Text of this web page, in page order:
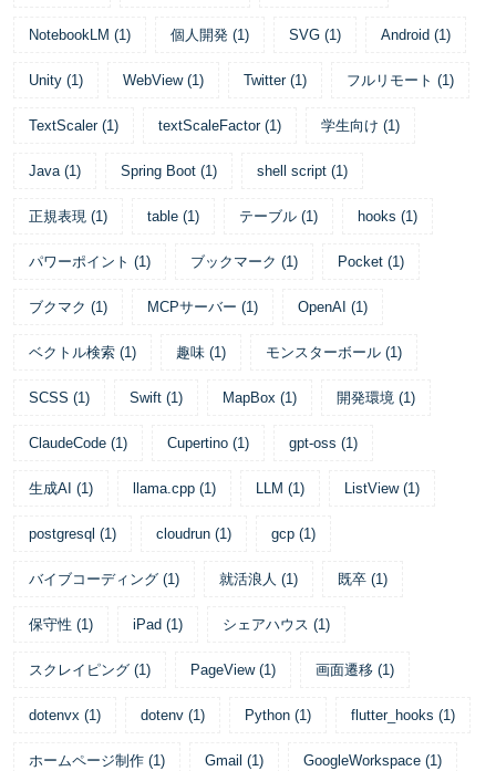
NotebookLM (1) 個人開発 (1) SVG (1) Android (1)
Unity (1) WebView (1) Twitter (1) フルリモート (1)
TextScaler (1) textScaleFactor (1) 学生向け (1)
Java (1) Spring Boot (1) shell script (1)
正規表現 (1) table (1) テーブル (1) hooks (1)
パワーポイント (1) ブックマーク (1) Pocket (1)
ブクマク (1) MCPサーバー (1) OpenAI (1)
ベクトル検索 (1) 趣味 (1) モンスターボール (1)
SCSS (1) Swift (1) MapBox (1) 開発環境 (1)
ClaudeCode (1) Cupertino (1) gpt-oss (1)
生成AI (1) llama.cpp (1) LLM (1) ListView (1)
postgresql (1) cloudrun (1) gcp (1)
バイブコーディング (1) 就活浪人 (1) 既卒 (1)
保守性 (1) iPad (1) シェアハウス (1)
スクレイピング (1) PageView (1) 画面遷移 (1)
dotenvx (1) dotenv (1) Python (1) flutter_hooks (1)
ホームページ制作 (1) Gmail (1) GoogleWorkspace (1)